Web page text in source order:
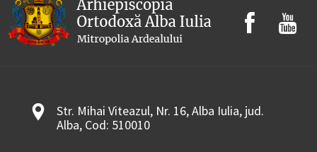
Str. Mihai Viteazul, Nr. 16, Alba Iulia, jud.
Alba, Cod: 510010